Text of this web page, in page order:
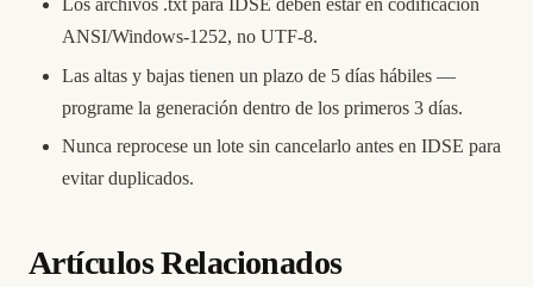
Los archivos .txt para IDSE deben estar en codificación
ANSI/Windows-1252, no UTF-8.
Las altas y bajas tienen un plazo de 5 días hábiles —
programe la generación dentro de los primeros 3 días.
Nunca reprocese un lote sin cancelarlo antes en IDSE para
evitar duplicados.
Artículos Relacionados